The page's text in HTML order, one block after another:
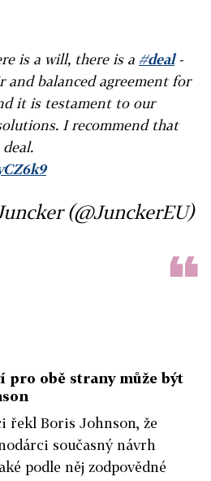
is a will, there is a #deal-
and balanced agreement for
it is testament to our
I recommend that
(@JunckerEU)
pro obě strany může být
řekl Boris Johnson, že
současný návrh
podle něj zodpovědné